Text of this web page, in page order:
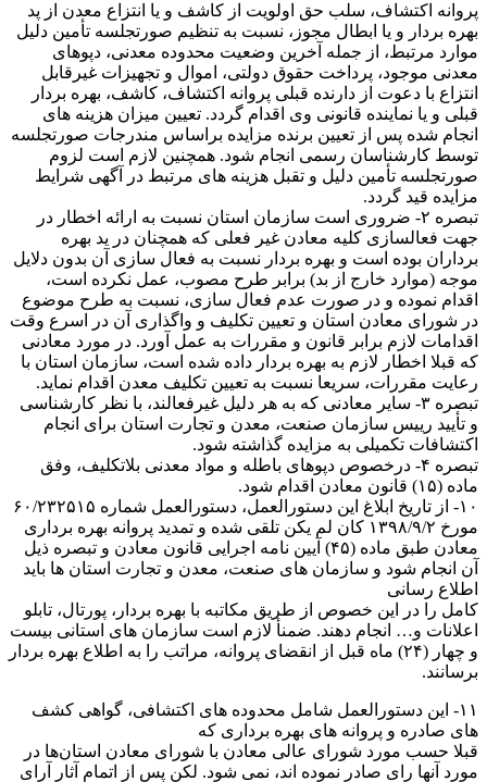
پروانه اکتشاف، سلب حق اولویت از کاشف و یا انتزاع معدن از پد
بهره بردار و یا ابطال مجوز، نسبت به تنظیم صورتجلسه تأمین دلیل
موارد مرتبط، از جمله آخرین وضعیت محدوده معدنی، دپوهای
معدنی موجود، پرداخت حقوق دولتی، اموال و تجهیزات غیرقابل
انتزاع با دعوت از دارنده قبلی پروانه اکتشاف، کاشف، بهره بردار
قبلی و یا نماینده قانونی وی اقدام گردد. تعیین میزان هزینه های
انجام شده پس از تعیین برنده مزایده براساس مندرجات صورتجلسه
توسط کارشناسان رسمی انجام شود. همچنین لازم است لزوم
صورتجلسه تأمین دلیل و تقبل هزینه های مرتبط در آگهی شرایط
مزایده قید گردد.
تبصره ۲- ضروری است سازمان استان نسبت به ارائه اخطار در
جهت فعالسازی کلیه معادن غیر فعلی که همچنان در ید بهره
برداران بوده است و بهره بردار نسبت به فعال سازی آن بدون دلایل
موجه (موارد خارج از بد) برابر طرح مصوب، عمل نکرده است،
اقدام نموده و در صورت عدم فعال سازی، نسبت به طرح موضوع
در شورای معادن استان و تعیین تکلیف و واگذاری آن در اسرع وقت
اقدامات لازم برابر قانون و مقررات به عمل آورد. در مورد معادنی
که قبلا اخطار لازم به بهره بردار داده شده است، سازمان استان با
رعایت مقررات، سریعا نسبت به تعیین تکلیف معدن اقدام نماید.
تبصره ۳- سایر معادنی که به هر دلیل غیرفعالند، با نظر کارشناسی
و تأیید رییس سازمان صنعت، معدن و تجارت استان برای انجام
اکتشافات تکمیلی به مزایده گذاشته شود.
تبصره ۴- درخصوص دپوهای باطله و مواد معدنی بلاتکلیف، وفق
ماده (۱۵) قانون معادن اقدام شود.
۱۰- از تاریخ ابلاغ این دستورالعمل، دستورالعمل شماره ۶۰/۲۳۲۵۱۵
مورخ ۱۳۹۸/۹/۲ کان لم یکن تلقی شده و تمدید پروانه بهره برداری
معادن طبق ماده (۴۵) آیین نامه اجرایی قانون معادن و تبصره ذیل
آن انجام شود و سازمان های صنعت، معدن و تجارت استان ها باید
اطلاع رسانی
کامل را در این خصوص از طریق مکاتبه با بهره بردار، پورتال، تابلو
اعلانات و… انجام دهند. ضمنأ لازم است سازمان های استانی بیست
و چهار (۲۴) ماه قبل از انقضای پروانه، مراتب را به اطلاع بهره بردار
برسانند.
۱۱- این دستورالعمل شامل محدوده های اکتشافی، گواهی کشف
های صادره و پروانه های بهره برداری که
قبلا حسب مورد شورای عالی معادن با شورای معادن استان‌ها در
مورد آنها رای صادر نموده اند، نمی شود. لکن پس از اتمام آثار آرای